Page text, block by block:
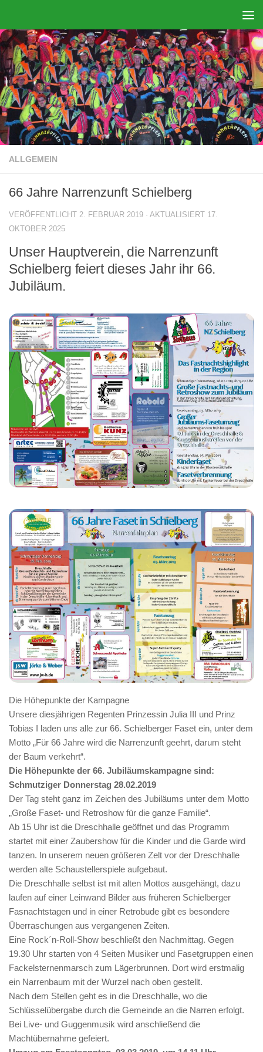
ALLGEMEIN
66 Jahre Narrenzunft Schielberg
VERÖFFENTLICHT 2. FEBRUAR 2019 · AKTUALISIERT 17.
OKTOBER 2025
Unser Hauptverein, die Narrenzunft
Schielberg feiert dieses Jahr ihr 66.
Jubiläum.
Die Höhepunkte der Kampagne
Unsere diesjährigen Regenten Prinzessin Julia III und Prinz
Tobias I laden uns alle zur 66. Schielberger Faset ein, unter dem
Motto „Für 66 Jahre wird die Narrenzunft geehrt, darum steht
der Baum verkehrt“.
Die Höhepunkte der 66. Jubiläumskampagne sind:
Schmutziger Donnerstag 28.02.2019
Der Tag steht ganz im Zeichen des Jubiläums unter dem Motto
„Große Faset- und Retroshow für die ganze Familie“.
Ab 15 Uhr ist die Dreschhalle geöffnet und das Programm
startet mit einer Zaubershow für die Kinder und die Garde wird
tanzen. In unserem neuen größeren Zelt vor der Dreschhalle
werden alte Schaustellerspiele aufgebaut.
Die Dreschhalle selbst ist mit alten Mottos ausgehängt, dazu
laufen auf einer Leinwand Bilder aus früheren Schielberger
Fasnachtstagen und in einer Retrobude gibt es besondere
Überraschungen aus vergangenen Zeiten.
Eine Rock´n-Roll-Show beschließt den Nachmittag. Gegen
19.30 Uhr starten von 4 Seiten Musiker und Fasetgruppen einen
Fackelsternenmarsch zum Lägerbrunnen. Dort wird erstmalig
ein Narrenbaum mit der Wurzel nach oben gestellt.
Nach dem Stellen geht es in die Dreschhalle, wo die
Schlüsselübergabe durch die Gemeinde an die Narren erfolgt.
Bei Live- und Guggenmusik wird anschließend die
Machtübernahme gefeiert.